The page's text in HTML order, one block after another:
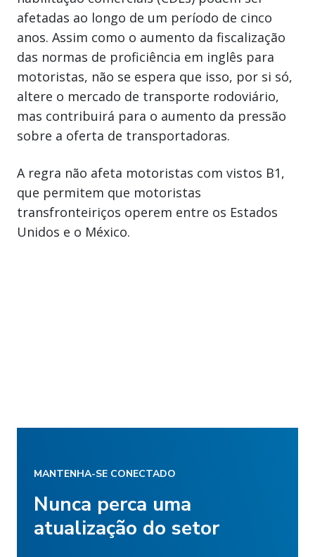
afetadas ao longo de um período de cinco
anos. Assim como o aumento da fiscalização
das normas de proficiência em inglês para
motoristas, não se espera que isso, por si só,
altere o mercado de transporte rodoviário,
mas contribuirá para o aumento da pressão
sobre a oferta de transportadoras.
A regra não afeta motoristas com vistos B1,
que permitem que motoristas
transfronteiriços operem entre os Estados
Unidos e o México.
MANTENHA-SE CONECTADO
Nunca perca uma
atualização do setor